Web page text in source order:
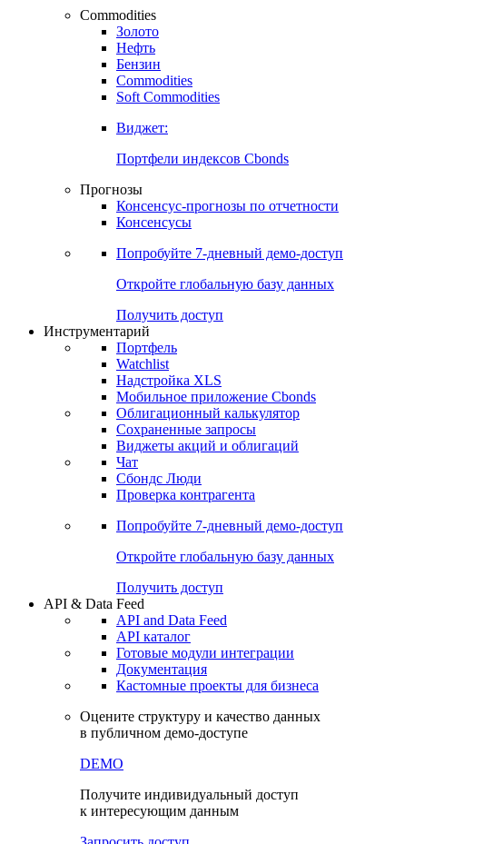
Commodities
Золото
Нефть
Бензин
Commodities
Soft Commodities
Виджет:
Портфели индексов Cbonds
Прогнозы
Консенсус-прогнозы по отчетности
Консенсусы
Попробуйте 7-дневный демо-доступ
Откройте глобальную базу данных
Получить доступ
Инструментарий
Портфель
Watchlist
Надстройка XLS
Мобильное приложение Cbonds
Облигационный калькулятор
Сохраненные запросы
Виджеты акций и облигаций
Чат
Сбондс Люди
Проверка контрагента
Попробуйте 7-дневный демо-доступ
Откройте глобальную базу данных
Получить доступ
API & Data Feed
API and Data Feed
API каталог
Готовые модули интеграции
Документация
Кастомные проекты для бизнеса
Оцените структуру и качество данных
в публичном демо-доступе
DEMO
Получите индивидуальный доступ
к интересующим данным